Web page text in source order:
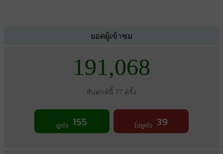
ยอดผู้เข้าชม
191,068
สัปดาห์นี้ 77 ครั้ง
ถูกใจ 155 ไม่ถูกใจ 39